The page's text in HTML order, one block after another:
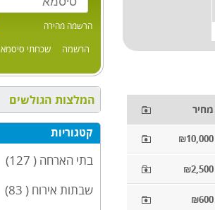
מחיר
₪10,000
₪2,500
₪600
הרשמה מהירה
שכחתי סיסמא הרשמה
המלצות הגולשים
קטגוריות
בתי הארחה ( 127)
שבתות אירוח ( 83)